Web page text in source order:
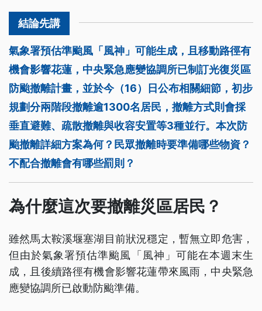
氣象署預估準颱風「風神」可能生成，且移動路徑有
機會影響花蓮，中央緊急應變協調所已制訂光復災區
防颱撤離計畫，並於今（16）日公布相關細節，初步
規劃分兩階段撤離逾1300名居民，撤離方式則會採
垂直避難、疏散撤離與收容安置等3種並行。本次防
颱撤離詳細方案為何？民眾撤離時要準備哪些物資？
不配合撤離會有哪些罰則？
為什麼這次要撤離災區居民？
雖然馬太鞍溪堰塞湖目前狀況穩定，暫無立即危害，
但由於氣象署預估準颱風「風神」可能在本週末生
成，且後續路徑有機會影響花蓮帶來風雨，中央緊急
應變協調所已啟動防颱準備。